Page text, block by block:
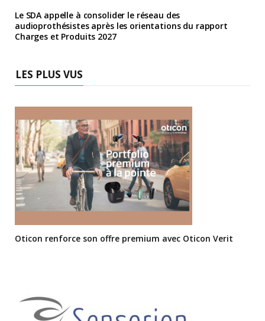
Le SDA appelle à consolider le réseau des
audioprothésistes après les orientations du rapport
Charges et Produits 2027
LES PLUS VUS
Oticon renforce son offre premium avec Oticon Verit